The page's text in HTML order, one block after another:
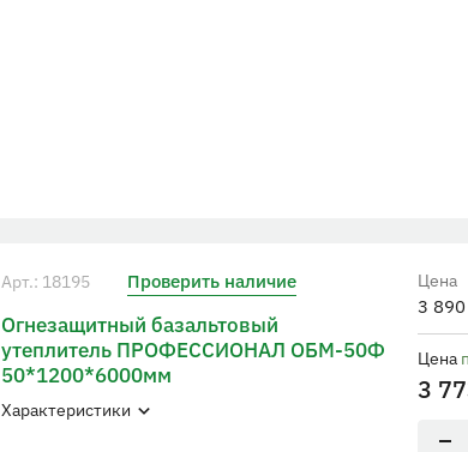
Арт.: 18195 Проверить наличие
Огнезащитный базальтовый
утеплитель ПРОФЕССИОНАЛ ОБМ-50Ф
50*1200*6000мм
Характеристики
Цена
3 890
Цена
3